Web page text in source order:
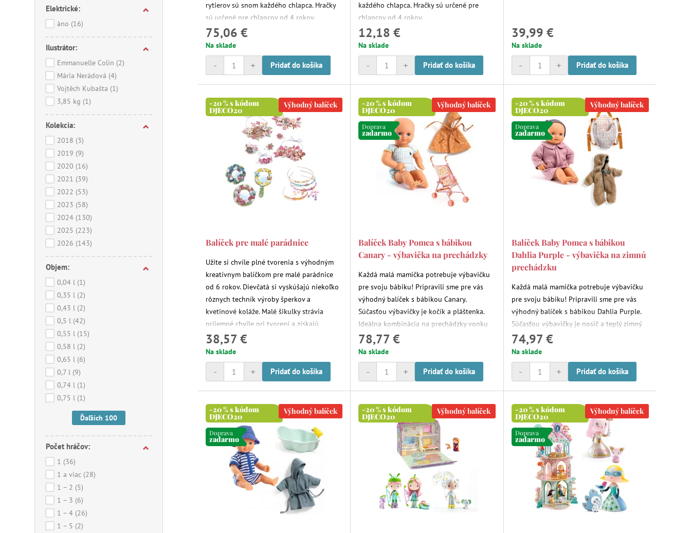
Elektrické:
áno (16)
Ilustrátor:
Emmanuelle Colin (2)
Mária Nerádová (4)
Vojtěch Kubašta (1)
3,85 kg (1)
Kolekcia:
2018 (3)
2019 (9)
2020 (16)
2021 (39)
2022 (53)
2023 (58)
2024 (130)
2025 (223)
2026 (143)
Objem:
0,04 l (1)
0,35 l (2)
0,43 l (2)
0,5 l (42)
0,55 l (15)
0,58 l (2)
0,65 l (6)
0,7 l (9)
0,74 l (1)
0,75 l (1)
Ďaľších 100
Počet hráčov:
1 (36)
1 a viac (28)
1 – 2 (5)
1 – 3 (6)
1 – 4 (26)
1 – 5 (2)
rytierov sú snom každého chlapca. Hračky
sú určené pre chlapcov od 4 rokov.
75,06 €
Na sklade
+
- Pridať do košíka
každého chlapca. Hračky sú určené pre
chlapcov od 4 rokov.
12,18 €
Na sklade
+
- Pridať do košíka
39,99 €
Na sklade
+
- Pridať do košíka
-20 % s kódom
DJECO20
Výhodný balíček
Balíček pre malé parádnice
Užite si chvíle plné tvorenia s výhodným
kreatívnym balíčkom pre malé parádnice
od 6 rokov. Dievčatá si vyskúšajú niekoľko
rôznych techník výroby šperkov a
kvetinové koláže. Malé šikulky strávia
príjemné chvíle pri tvorení a získajú
nádherné výtvory, ktoré môžu použiť aj ako
darčeky.
38,57 €
Na sklade
+
- Pridať do košíka
-20 % s kódom
DJECO20
Doprava
zadarmo
Výhodný balíček
Balíček Baby Pomea s bábikou
Canary - výbavička na prechádzky
Každá malá mamička potrebuje výbavičku
pre svoju bábiku! Pripravili sme pre vás
výhodný balíček s bábikou Canary.
Súčasťou výbavičky je kočík a pláštenka.
Ideálna kombinácia na prechádzky vonku
za každého počasia.
78,77 €
Na sklade
+
- Pridať do košíka
-20 % s kódom
DJECO20
Doprava
zadarmo
Výhodný balíček
Balíček Baby Pomea s bábikou
Dahlia Purple - výbavička na zimnú
prechádzku
Každá malá mamička potrebuje výbavičku
pre svoju bábiku! Pripravili sme pre vás
výhodný balíček s bábikou Dahlia Purple.
Súčasťou výbavičky je nosič a teplý zimný
overal. Ideálna kombinácia na prechádzky
vonku v chladnejšom počasí. Nosič je
ideálny doplnok, pokiaľ chcete ísť na
rýchlejšiu vychádzku do terénu, kde by sa
74,97 €
Na sklade
+
- Pridať do košíka
-20 % s kódom
DJECO20
Doprava
zadarmo
Výhodný balíček -20 % s kódom
DJECO20
Výhodný balíček -20 % s kódom
DJECO20
Doprava
zadarmo
Výhodný balíček